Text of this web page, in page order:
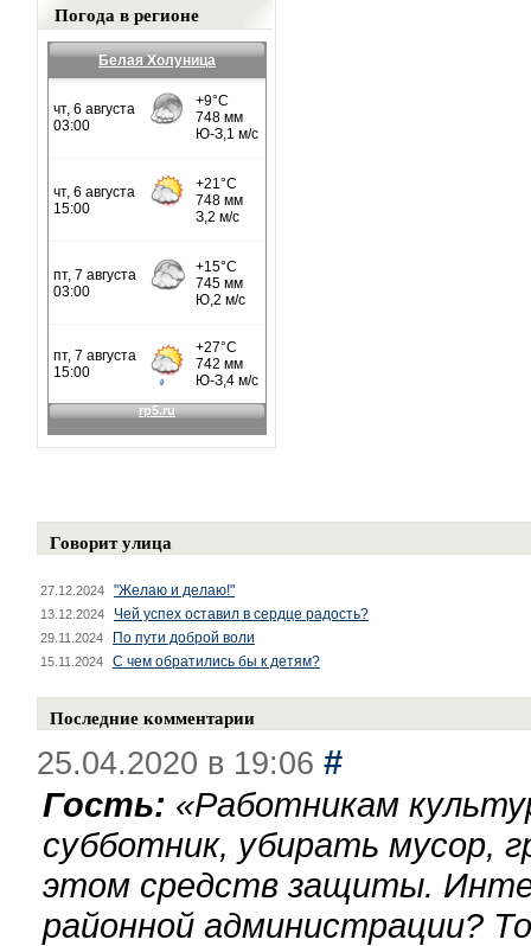
Погода в регионе
Белая Холуница
Говорит улица
27.12.2024 "Желаю и делаю!"
13.12.2024 Чей успех оставил в сердце радость?
29.11.2024 По пути доброй воли
15.11.2024 С чем обратились бы к детям?
Последние комментарии
25.04.2020 в 19:06 #
Гость: «Работникам
субботник, убирать мусор,
этом средств защиты.
районной администрации?